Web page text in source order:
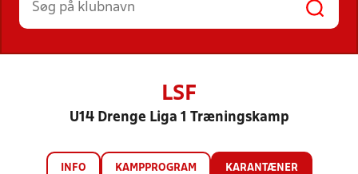
LSF
U14 Drenge Liga 1 Træningskamp
INFO KAMPPROGRAM KARANTÆNER